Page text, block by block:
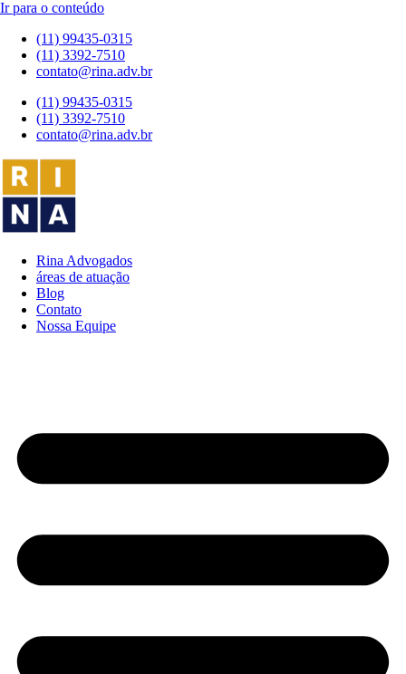
Ir para o conteúdo
(11) 99435-0315
(11) 3392-7510
contato@rina.adv.br
(11) 99435-0315
(11) 3392-7510
contato@rina.adv.br
Rina Advogados
áreas de atuação
Blog
Contato
Nossa Equipe